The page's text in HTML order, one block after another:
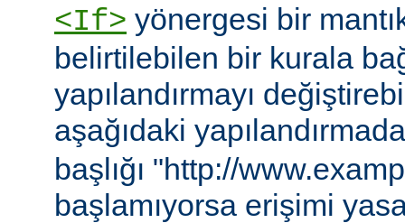
<If> yönergesi bir
belirtilebilen bir kurala
yapılandırmayı
aşağıdaki
başlığı "http://
başlamıyorsa erişimi